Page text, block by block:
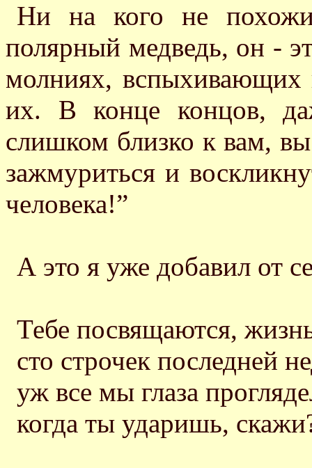
Ни на кого не
полярный медведь, он -
молниях, вспыхивающих
их. В конце концов,
слишком близко к вам,
зажмуриться и
человека!”
А это я уже добавил от
Тебе посвящаются,
сто строчек последней
уж все мы глаза
когда ты ударишь,